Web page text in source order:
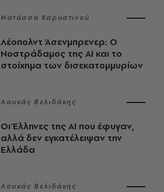
Νατάσσα Καρυστινού
Λέοπολντ Άσενμπρενερ: Ο
Νοστράδαμος της AI και το
στοίχημα των δισεκατομμυρίων
Λουκάς Βελιδάκης
Οι Έλληνες της ΑΙ που έφυγαν,
αλλά δεν εγκατέλειψαν την
Ελλάδα
Λουκάς Βελιδάκης